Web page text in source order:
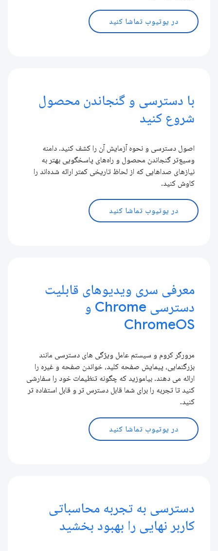
در یوتیوب تماشا کنید
با دسترسی و گنجاندن محصول
شروع کنید
اصول دسترسی و نحوه آزمایش آن را کشف کنید. دامنه
وسیع‌تر گنجاندن محصول و راه‌های پاسخگویی بهتر به
نیازهای صداهایی که از لحاظ تاریخی کمتر ارائه شده‌اند را
کاوش کنید.
در یوتیوب تماشا کنید
معرفی سری ویدیوهای قابلیت
دسترسی Chrome و
ChromeOS
مرورگر کروم و سیستم عامل ویژگی های دسترسی مانند
بزرگنمایی، پیمایش صفحه کلید، خواندن صفحه و غیره را
ارائه می دهند. بیاموزید که چگونه تنظیمات خود را سفارشی
کنید تا تجربه را برای شما قابل دسترس تر و قابل استفاده تر
کنید.
در یوتیوب تماشا کنید
دسترسی به تجربه محاسباتی
کاربر نهایی را بهبود بخشید